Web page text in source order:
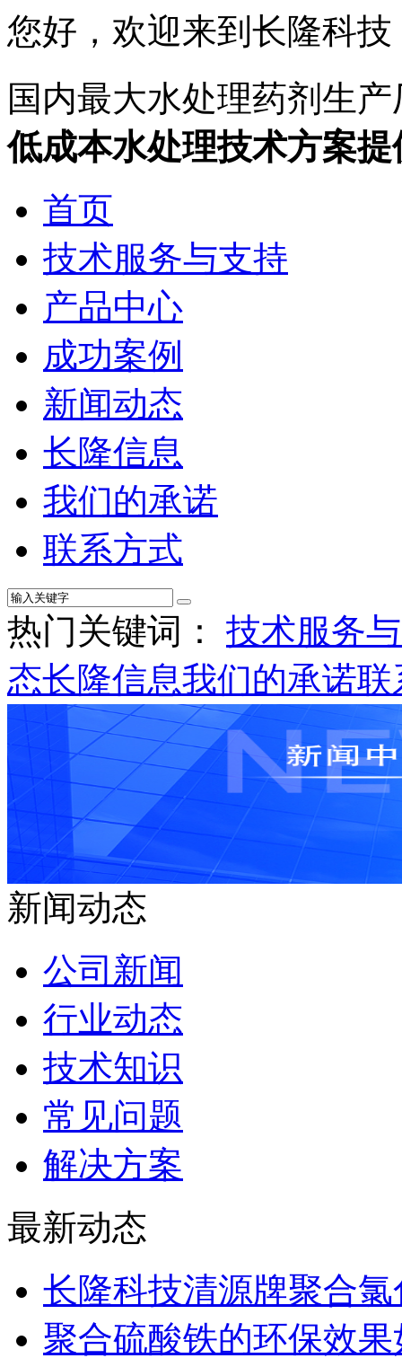
您好，欢迎来到长隆科技
国内最大水处理药剂生产
低成本水处理技术方案提
首页
技术服务与支持
产品中心
成功案例
新闻动态
长隆信息
我们的承诺
联系方式
热门关键词： 技术服务
态长隆信息我们的承诺联
新闻动态
公司新闻
行业动态
技术知识
常见问题
解决方案
最新动态
长隆科技清源牌聚合
聚合硫酸铁的环保效